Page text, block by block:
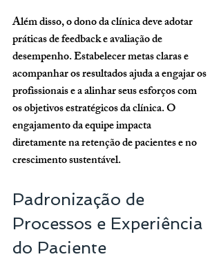
Além disso, o dono da clínica deve adotar
práticas de feedback e avaliação de
desempenho. Estabelecer metas claras e
acompanhar os resultados ajuda a engajar os
profissionais e a alinhar seus esforços com
os objetivos estratégicos da clínica. O
engajamento da equipe impacta
diretamente na retenção de pacientes e no
crescimento sustentável.
Padronização de
Processos e Experiência
do Paciente